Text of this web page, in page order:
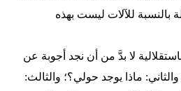
بالنسبة للآلات ليست بهذه
لا بدَّ من أن نجد أجوبة عن
والثاني: ماذا يوجد حولي؟؛ والثالث: